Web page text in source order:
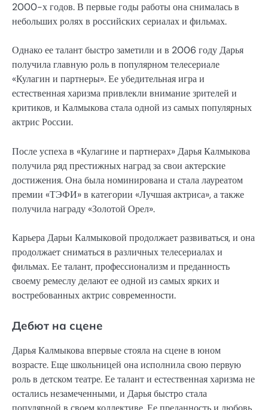
2000-х годов. В первые годы работы она снималась в
небольших ролях в российских сериалах и фильмах.
Однако ее талант быстро заметили и в 2006 году Дарья
получила главную роль в популярном телесериале
«Кулагин и партнеры». Ее убедительная игра и
естественная харизма привлекли внимание зрителей и
критиков, и Калмыкова стала одной из самых популярных
актрис России.
После успеха в «Кулагине и партнерах» Дарья Калмыкова
получила ряд престижных наград за свои актерские
достижения. Она была номинирована и стала лауреатом
премии «ТЭФИ» в категории «Лучшая актриса», а также
получила награду «Золотой Орел».
Карьера Дарьи Калмыковой продолжает развиваться, и она
продолжает сниматься в различных телесериалах и
фильмах. Ее талант, профессионализм и преданность
своему ремеслу делают ее одной из самых ярких и
востребованных актрис современности.
Дебют на сцене
Дарья Калмыкова впервые стояла на сцене в юном
возрасте. Еще школьницей она исполнила свою первую
роль в детском театре. Ее талант и естественная харизма не
остались незамеченными, и Дарья быстро стала